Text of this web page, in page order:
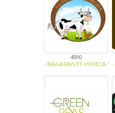
4990
- MAGASINS ET HORECA- -